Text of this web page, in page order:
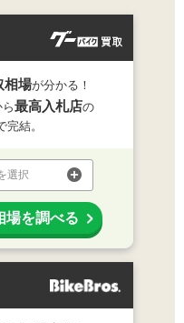
相場が分かる！
最高入札店の
結。
選択
場を調べる